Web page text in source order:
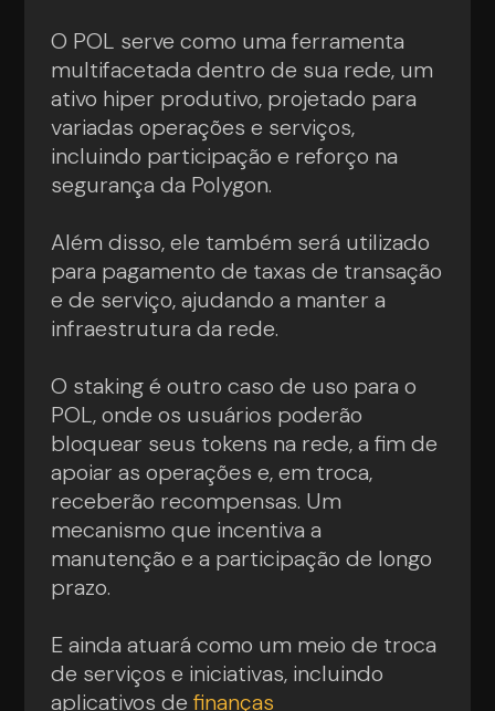
O POL serve como uma ferramenta
multifacetada dentro de sua rede, um
ativo hiper produtivo, projetado para
variadas operações e serviços,
incluindo participação e reforço na
segurança da Polygon.
Além disso, ele também será utilizado
para pagamento de taxas de transação
e de serviço, ajudando a manter a
infraestrutura da rede.
O staking é outro caso de uso para o
POL, onde os usuários poderão
bloquear seus tokens na rede, a fim de
apoiar as operações e, em troca,
receberão recompensas. Um
mecanismo que incentiva a
manutenção e a participação de longo
prazo.
E ainda atuará como um meio de troca
de serviços e iniciativas, incluindo
aplicativos definanças